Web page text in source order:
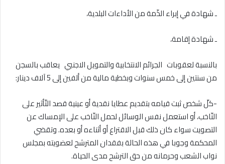
ـ شهادة في إبراء الذّمة من الأداءات البلدية،
ـ شهادة إقامة،
بالنسبة لعقوبات الجرائم الانتخابية والتمويل الاجنبي يعاقب بالسجن
من سنتين إلى خمس سنوات وبخطية مالية من ألفين إلى 5 آلاف دينار:
-كلّ شخص ثبت قيامه بتقديم عطايا نقدية أو عينية قصد التّأثير على
النّاخب، أو استعمل نفس الوسائل لحمل النّاخب على الإمساك عن
التصويت سواء كان ذلك قبل الاقتراع أو أثناءه أو بعده. وتقضي
المحكمة وجوبا في هذه الحالة بفقدان المترشح لعضويته بمجلس
نواب الشعب وحرمانه من حق الترشح مدى الحياة.